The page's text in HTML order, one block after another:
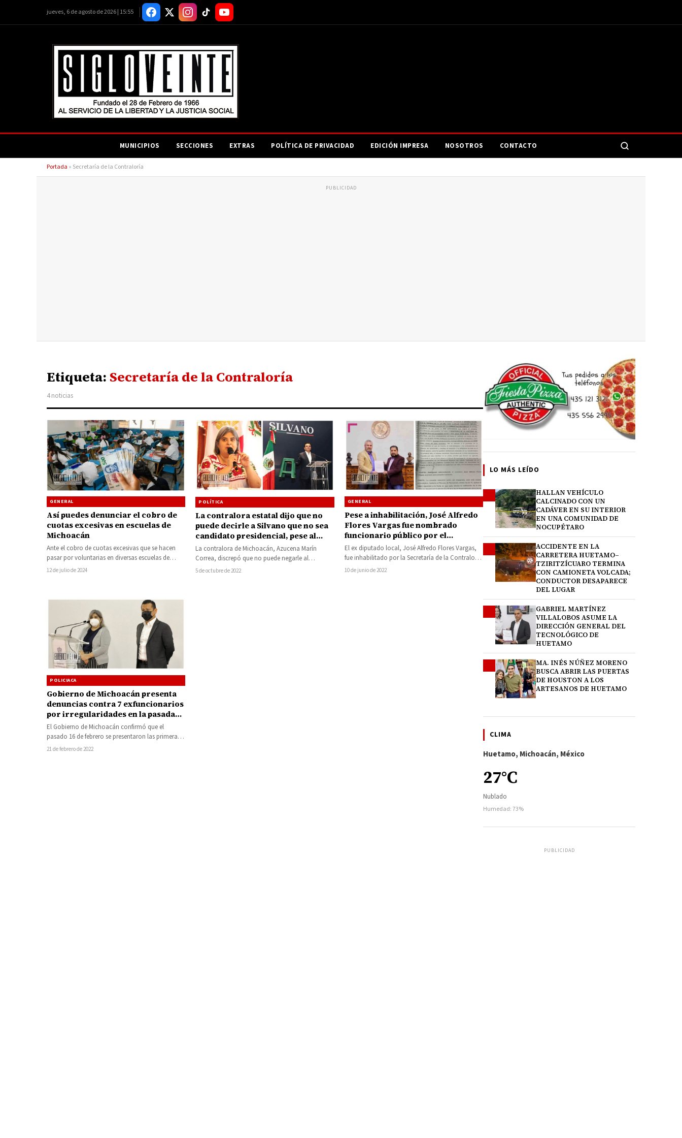
jueves, 6 de agosto de 2026 | 15:55
MUNICIPIOS SECCIONES EXTRAS POLÍTICA DE PRIVACIDAD EDICIÓN IMPRESA NOSOTROS CONTACTO
Portada » Secretaría de la Contraloría
PUBLICIDAD
Etiqueta: Secretaría de la Contraloría
4 noticias
GENERAL
Así puedes denunciar el cobro de
cuotas excesivas en escuelas de
Michoacán
Ante el cobro de cuotas excesivas que se hacen
pasar por voluntarias en diversas escuelas de
Michoacán, la autoridad educativa…
12 de julio de 2024
POLÍTICA
La contralora estatal dijo que no
puede decirle a Silvano que no sea
candidato presidencial, pese al
presunto daño al erario por 12 mil
mdp
La contralora de Michoacán, Azucena Marín
Correa, discrepó que no puede negarle al
exgobernador de Michoacán Silvano Aureoles
5 de octubre de 2022
GENERAL
Pese a inhabilitación, José Alfredo
Flores Vargas fue nombrado
funcionario público por el
gobernador Ramírez Bedolla
El ex diputado local, José Alfredo Flores Vargas,
fue inhabilitado por la Secretaría de la Contraloría
del Estado, pese a…
10 de junio de 2022
POLICIACA
Gobierno de Michoacán presenta
denuncias contra 7 exfuncionarios
por irregularidades en la pasada
administración
El Gobierno de Michoacán confirmó que el
pasado 16 de febrero se presentaron las primeras
cuatro denuncias en materia penal,…
21 de febrero de 2022
LO MÁS LEÍDO
HALLAN VEHÍCULO
CALCINADO CON UN
CADÁVER EN SU INTERIOR
EN UNA COMUNIDAD DE
NOCUPÉTARO
ACCIDENTE EN LA
CARRETERA HUETAMO–
TZIRITZÍCUARO TERMINA
CON CAMIONETA VOLCADA;
CONDUCTOR DESAPARECE
DEL LUGAR
GABRIEL MARTÍNEZ
VILLALOBOS ASUME LA
DIRECCIÓN GENERAL DEL
TECNOLÓGICO DE
HUETAMO
MA. INÉS NÚÑEZ MORENO
BUSCA ABRIR LAS PUERTAS
DE HOUSTON A LOS
ARTESANOS DE HUETAMO
CLIMA
Huetamo, Michoacán, México
27°C
Nublado
Humedad: 73%
PUBLICIDAD